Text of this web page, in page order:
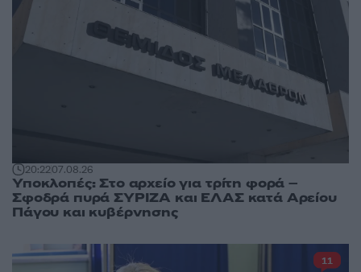
20:2207.08.26
Υποκλοπές: Στο αρχείο για τρίτη φορά –
Σφοδρά πυρά ΣΥΡΙΖΑ και ΕΛΑΣ κατά Αρείου
Πάγου και κυβέρνησης
11